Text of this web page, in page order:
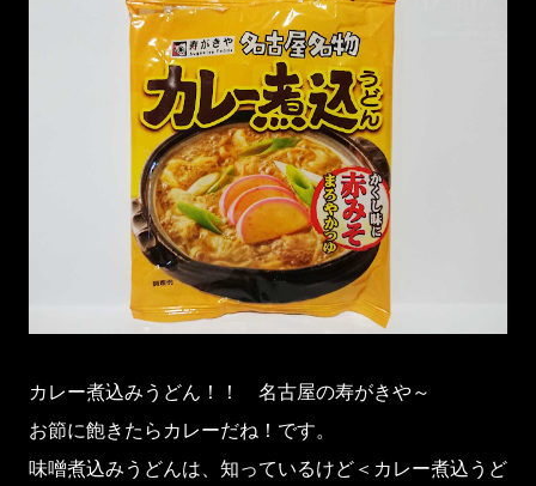
カレー煮込みうどん！！ 名古屋の寿がきや～
お節に飽きたらカレーだね！です。
味噌煮込みうどんは、知っているけど＜カレー煮込うど